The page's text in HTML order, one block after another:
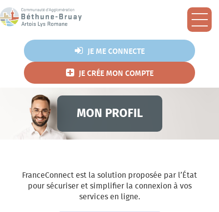
Les démarches
Foire aux Questions
Agglo Mobile
Assainissement
Collecte des déchets
Eau potable
L'Agglo recrute
JE ME CONNECTE
JE CRÉE MON COMPTE
MON PROFIL
FranceConnect est la solution proposée par l’État
pour sécuriser et simplifier la connexion à vos
services en ligne.